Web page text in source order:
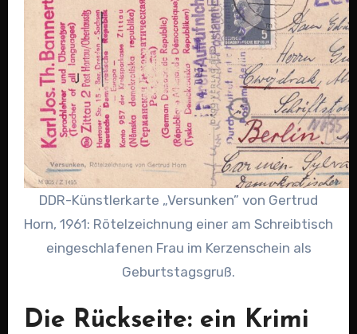
DDR-Künstlerkarte „Versunken” von Gertrud
Horn, 1961: Rötelzeichnung einer am Schreibtisch
eingeschlafenen Frau im Kerzenschein als
Geburtstagsgruß.
Die Rückseite: ein Krimi